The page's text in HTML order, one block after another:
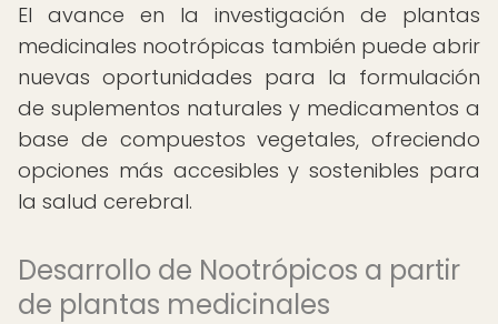
El avance en la investigación de plantas
medicinales nootrópicas también puede abrir
nuevas oportunidades para la formulación
de suplementos naturales y medicamentos a
base de compuestos vegetales, ofreciendo
opciones más accesibles y sostenibles para
la salud cerebral.
Desarrollo de Nootrópicos a partir
de plantas medicinales